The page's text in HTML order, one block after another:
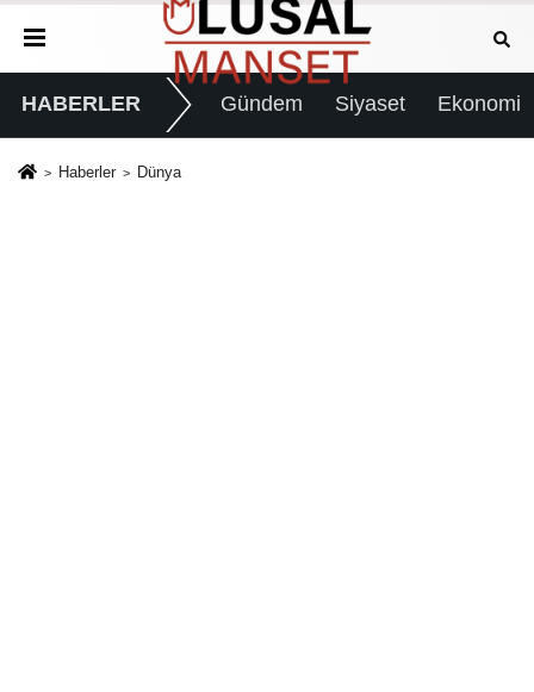
HABERLER Gündem Siyaset Ekonomi
Haberler Dünya